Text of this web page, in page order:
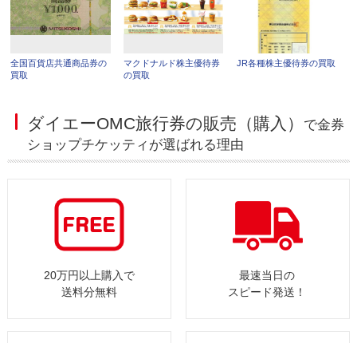
全国百貨店共通商品券の
買取
マクドナルド株主優待券
の買取
JR各種株主優待券の買取
ダイエーOMC旅行券の販売（購入）
で金券
ショップチケッティが選ばれる理由
20万円以上購入で
送料分無料
最速当日の
スピード発送！